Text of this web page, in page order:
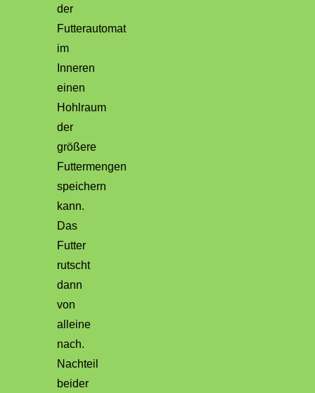
der
Futterautomat
im
Inneren
einen
Hohlraum
der
größere
Futtermengen
speichern
kann.
Das
Futter
rutscht
dann
von
alleine
nach.
Nachteil
beider